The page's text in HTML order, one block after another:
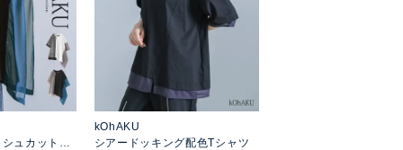
ュカットソ
kOhAKU
シアードッキング配色Tシャツ